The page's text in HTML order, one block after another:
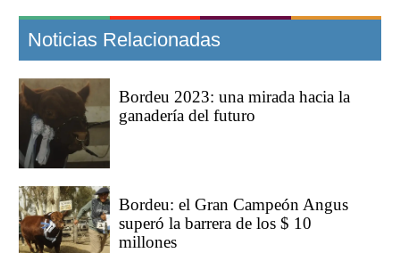
Noticias Relacionadas
Bordeu 2023: una mirada hacia la
ganadería del futuro
Bordeu: el Gran Campeón Angus
superó la barrera de los $ 10
millones